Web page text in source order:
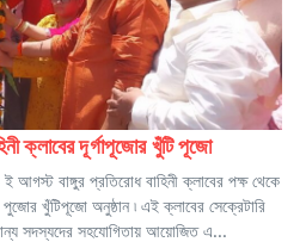
ক্লাবের দূর্গাপূজোর খুঁটি পূজো
ই আগস্ট বাঙ্গুর প্রতিরোধ বাহিনী ক্লাবের পক্ষ থেকে
খুঁটিপূজো অনুষ্ঠান ৷ এই ক্লাবের সেক্রেটারি
সদস্যদের সহযোগিতায় আয়োজিত এ...